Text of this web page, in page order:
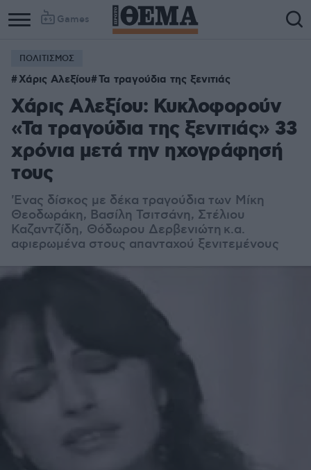
Games
ΠΟΛΙΤΙΣΜΟΣ
Χάρις Αλεξίου Τα τραγούδια της ξενιτιάς
Χάρις Αλεξίου: Κυκλοφορούν
«Τα τραγούδια της ξενιτιάς» 33
χρόνια μετά την ηχογράφησή
τους
'Eνας δίσκος με δέκα τραγούδια των Μίκη
Θεοδωράκη, Βασίλη Τσιτσάνη, Στέλιου
Καζαντζίδη, Θόδωρου Δερβενιώτη κ.α.
αφιερωμένα στους απανταχού ξενιτεμένους